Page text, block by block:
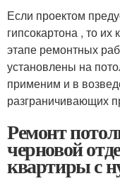
Если проектом
гипсокартона , то
этапе ремонтных
установлены на
применим и в
разграничивающих
Ремонт
черновой
квартиры с